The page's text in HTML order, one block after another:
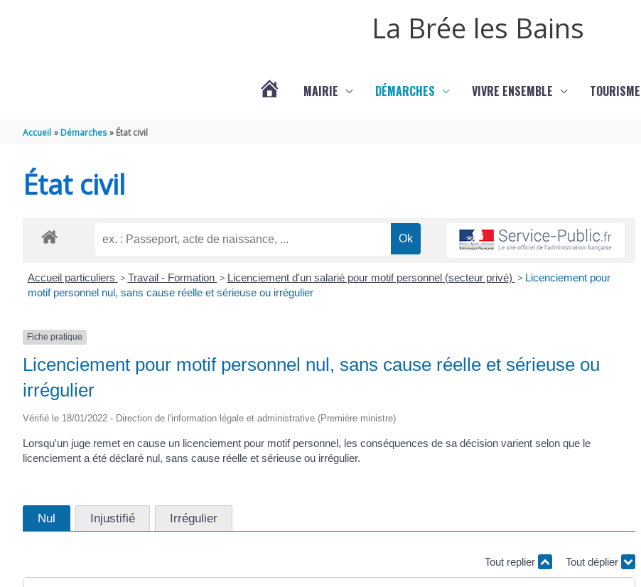
La Brée les Bains
TITRE)
MAIRIE DÉMARCHES VIVRE ENSEMBLE TOURISME
Accueil Démarches État civil
État civil
Accueil particuliers > Travail - Formation > Licenciement d'un salarié pour motif personnel (secteur privé) > Licenciement pour
motif personnel nul, sans cause réelle et sérieuse ou irrégulier
Fiche pratique
Licenciement pour motif personnel nul, sans cause réelle et sérieuse ou
irrégulier
Vérifié le 18/01/2022 - Direction de l'information légale et administrative (Première ministre)
Lorsqu'un juge remet en cause un licenciement pour motif personnel, les conséquences de sa décision varient selon que le
licenciement a été déclaré nul, sans cause réelle et sérieuse ou irrégulier.
Nul Injustifié Irrégulier
Tout replier Tout déplier